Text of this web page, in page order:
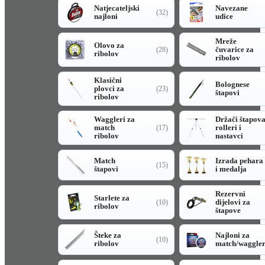
Natjecateljski
najloni
(32)
Navezane
udice
Olovo za
ribolov
(28)
Mreže
čuvarice za
ribolov
Klasični
plovci za
ribolov
(23)
Bolognese
štapovi
Waggleri za
match
ribolov
(17)
Držači štapova
rolleri i
nastavci
Match
štapovi
(15)
Izrada pehara
i medalja
Starlete za
ribolov
(10)
Rezervni
dijelovi za
štapove
Šteke za
ribolov
(10)
Najloni za
match/waggler